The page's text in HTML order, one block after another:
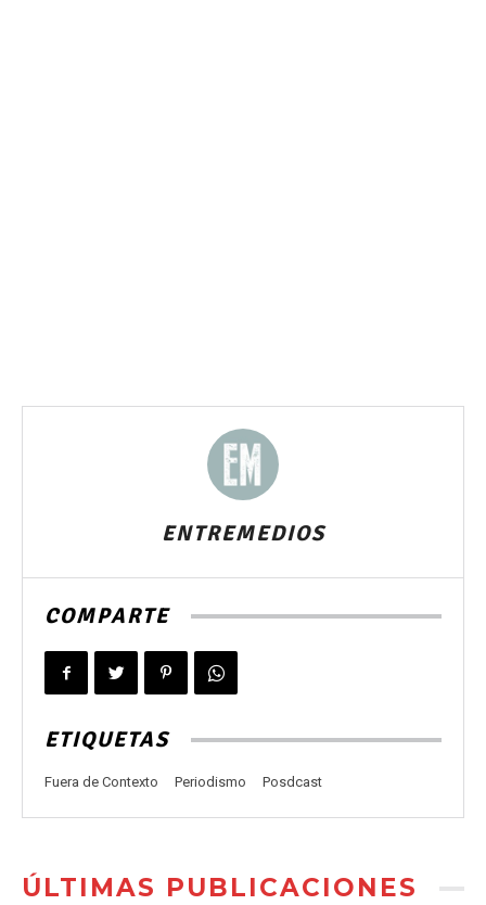
ENTREMEDIOS
COMPARTE
ETIQUETAS
Fuera de Contexto Periodismo Posdcast
ÚLTIMAS PUBLICACIONES